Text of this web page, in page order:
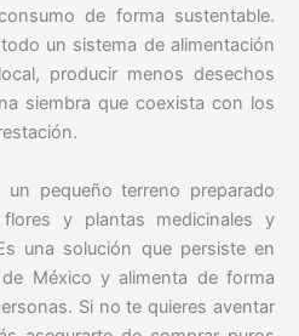
de forma sustentable.
un sistema de alimentación
producir menos desechos
siembra que coexista con los
pequeño terreno preparado
y plantas medicinales y
una solución que persiste en
México y alimenta de forma
Si no te quieres aventar